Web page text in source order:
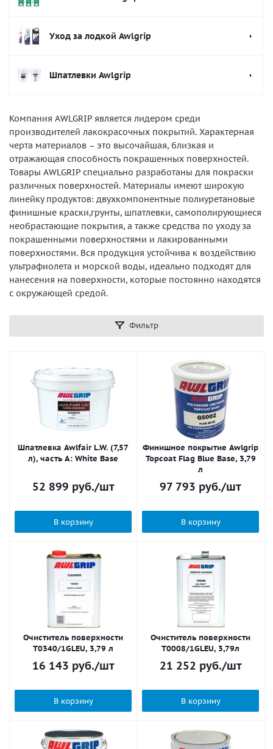
Уход за лодкой Awlgrip
Шпатлевки Awlgrip
Компания AWLGRIP является лидером среди
производителей лакокрасочных покрытий. Характерная
черта материалов – это высочайшая, близкая и
отражающая способность покрашенных поверхностей.
Товары AWLGRIP специально разработаны для покраски
различных поверхностей. Материалы имеют широкую
линейку продуктов: двухкомпонентные полиуретановые
финишные краски,грунты, шпатлевки, самополирующиеся
необрастающие покрытия, а также средства по уходу за
покрашенными поверхностями и лакированными
поверхностями. Вся продукция устойчива к воздействию
ультрафиолета и морской воды, идеально подходят для
нанесения на поверхности, которые постоянно находятся
с окружающей средой.
Фильтр
Шпатлевка Awlfair L.W. (7,57
л), часть A: White Base
52 899 руб./шт
В корзину
Финишное покрытие Awlgrip
Topcoat Flag Blue Base, 3,79
л
97 793 руб./шт
В корзину
Очиститель поверхности
Т0340/1GLEU, 3,79 л
16 143 руб./шт
В корзину
Очиститель поверхности
Т0008/1GLEU, 3,79л
21 252 руб./шт
В корзину